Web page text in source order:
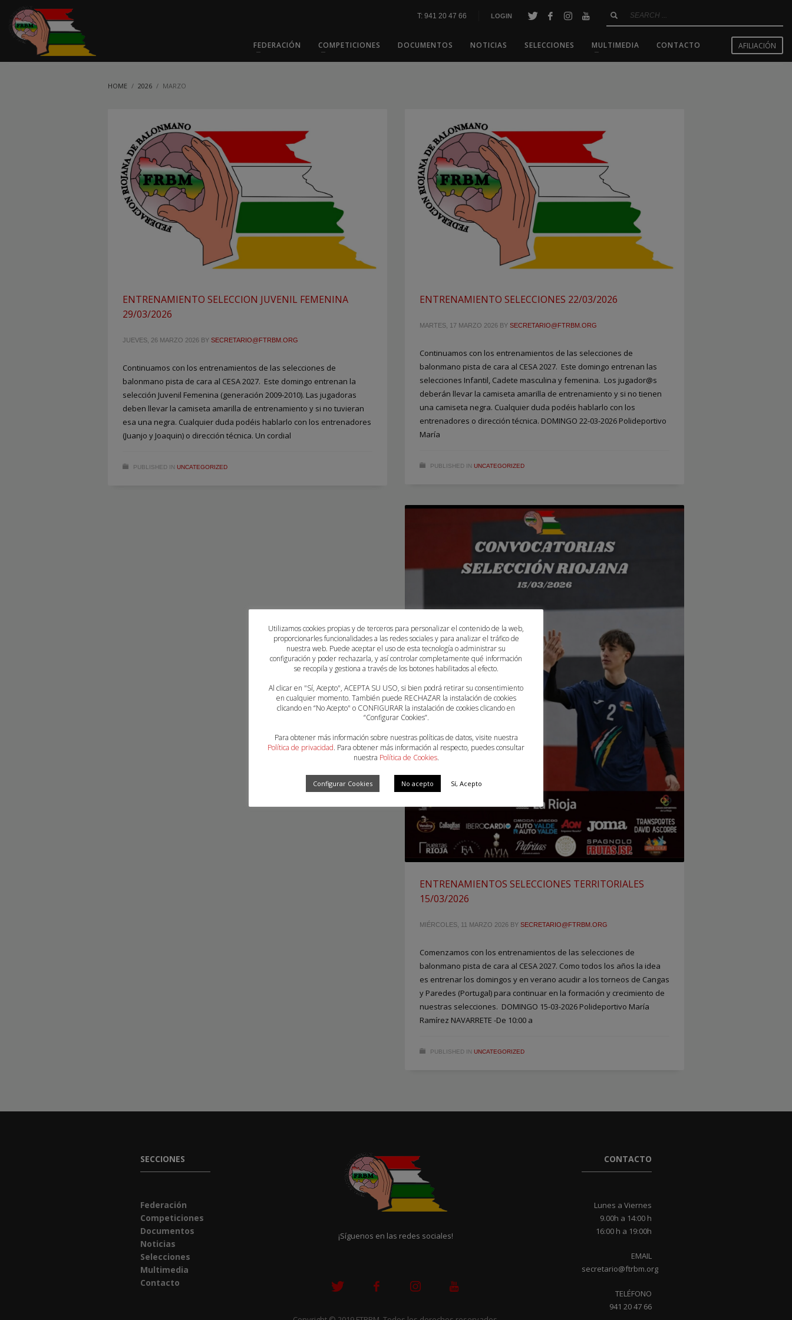
T: 941 20 47 66 LOGIN
FEDERACIÓN COMPETICIONES DOCUMENTOS NOTICIAS SELECCIONES MULTIMEDIA CONTACTO AFILIACIÓN
HOME 2026 MARZO
ENTRENAMIENTO SELECCION JUVENIL FEMENINA
29/03/2026
JUEVES, 26 MARZO 2026 BY SECRETARIO@FTRBM.ORG
Continuamos con los entrenamientos de las selecciones de
balonmano pista de cara al CESA 2027. Este domingo entrenan la
selección Juvenil Femenina (generación 2009-2010). Las jugadoras
deben llevar la camiseta amarilla de entrenamiento y si no tuvieran
esa una negra. Cualquier duda podéis hablarlo con los entrenadores
(Juanjo y Joaquin) o dirección técnica. Un cordial
PUBLISHED IN UNCATEGORIZED
ENTRENAMIENTO SELECCIONES 22/03/2026
MARTES, 17 MARZO 2026 BY SECRETARIO@FTRBM.ORG
Continuamos con los entrenamientos de las selecciones de
balonmano pista de cara al CESA 2027. Este domingo entrenan las
selecciones Infantil, Cadete masculina y femenina. Los jugador@s
deberán llevar la camiseta amarilla de entrenamiento y si no tienen
una camiseta negra. Cualquier duda podéis hablarlo con los
entrenadores o dirección técnica. DOMINGO 22-03-2026 Polideportivo
María
PUBLISHED IN UNCATEGORIZED
ENTRENAMIENTOS SELECCIONES TERRITORIALES
15/03/2026
MIÉRCOLES, 11 MARZO 2026 BY SECRETARIO@FTRBM.ORG
Comenzamos con los entrenamientos de las selecciones de
balonmano pista de cara al CESA 2027. Como todos los años la idea
es entrenar los domingos y en verano acudir a los torneos de Cangas
y Paredes (Portugal) para continuar en la formación y crecimiento de
nuestras selecciones. DOMINGO 15-03-2026 Polideportivo María
Ramírez NAVARRETE -De 10:00 a
PUBLISHED IN UNCATEGORIZED
SECCIONES
Federación
Competiciones
Documentos
Noticias
Selecciones
Multimedia
Contacto
¡Síguenos en las redes sociales!
CONTACTO
Lunes a Viernes
9.00h a 14:00 h
16:00 h a 19:00h
EMAIL
secretario@ftrbm.org
TELÉFONO
941 20 47 66
Utilizamos cookies propias y de terceros para personalizar el contenido de la web,
proporcionarles funcionalidades a las redes sociales y para analizar el tráfico de
nuestra web. Puede aceptar el uso de esta tecnología o administrar su
configuración y poder rechazarla, y así controlar completamente qué información
se recopila y gestiona a través de los botones habilitados al efecto.
Al clicar en "Sí, Acepto", ACEPTA SU USO, si bien podrá retirar su consentimiento
en cualquier momento. También puede RECHAZAR la instalación de cookies
clicando en “No Acepto" o CONFIGURAR la instalación de cookies clicando en
“Configurar Cookies”.
Para obtener más información sobre nuestras políticas de datos, visite nuestra
Política de privacidad. Para obtener más información al respecto, puedes consultar
nuestra Política de Cookies.
Configurar Cookies No acepto Sí, Acepto